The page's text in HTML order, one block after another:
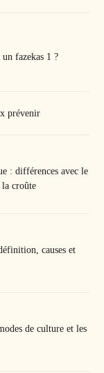
un fazekas 1 ?
prévenir
: différences avec le
la croûte
causes et
de culture et les